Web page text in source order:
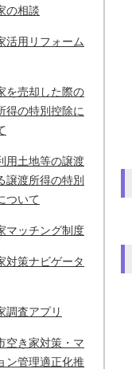
の相談
活用リフォーム
を売却した際の
得の特別控除に
用土地等の譲渡
譲渡所得の特別
ついて
マッチング制度
対策ナビゲータ
調査アプリ
空き家対策・マ
ン管理適正化推